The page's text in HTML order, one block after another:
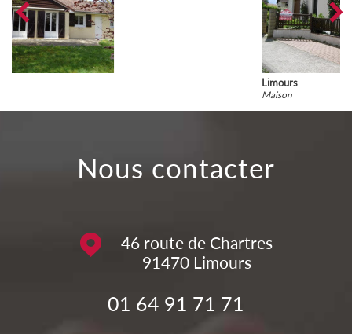
nous contacter
46 route de Chartres
91470 Limours
01 64 91 71 71